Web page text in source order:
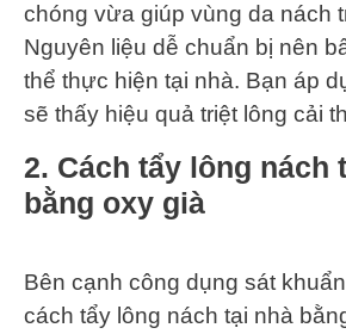
chóng vừa giúp vùng da nách
Nguyên liệu dễ chuẩn bị nên
thể thực hiện tại nhà. Bạn áp
sẽ thấy hiệu quả triệt lông cải
2. Cách tẩy lông nách
bằng oxy già
Bên cạnh công dụng sát
cách tẩy lông nách tại nhà